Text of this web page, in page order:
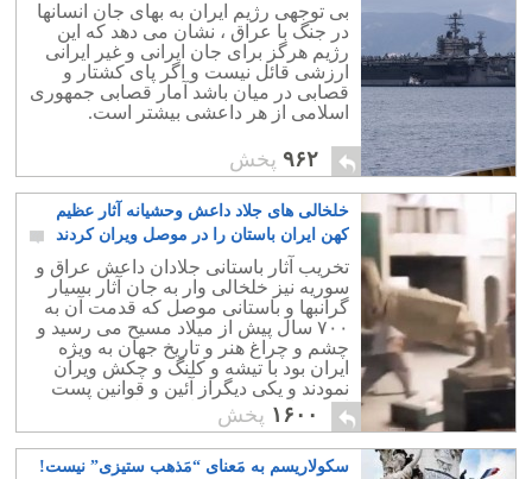
بی توجهی رژیم ایران به بهای جان انسانها
در جنگ با عراق ، نشان می دهد که این
رژیم هرگز برای جان ایرانی و غیر ایرانی
ارزشی قائل نیست و اگر پای کشتار و
قصابی در میان باشد آمار قصابی جمهوری
اسلامی از هر داعشی بیشتر است.
۹۶۲ پخش
خلخالی های جلاد داعش وحشیانه آثار عظیم
کهن ایران باستان را در موصل ویران کردند
۶تخریب آثار باستانی جلادان داعش عراق و
سوریه نیز خلخالی وار به جان آثار بسیار
گرانبها و باستانی موصل که قدمت آن به
۷۰۰ سال پیش از میلاد مسیح می رسید و
چشم و چراغ هنر و تاریخ جهان به ویژه
ایران بود با تیشه و کلنگ و چکش ویران
نمودند و یکی دیگراز آئین و قوانین پست
اسلام ناب محمدی را در محل پیاده نمودند.
۱۶۰۰ پخش
سکولاریسم به مَعنای “مَذهب ستیزی” نیست!